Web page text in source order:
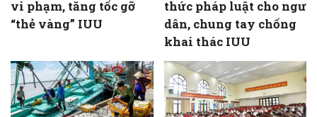
vi phạm, tăng tốc gỡ
“thẻ vàng” IUU
thức pháp luật cho ngư
dân, chung tay chống
khai thác IUU